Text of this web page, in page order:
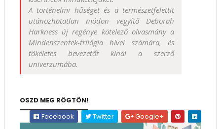
A történelmi hűséget és a természetfelettit
utánozhatatlan módon vegyítő Deborah
Harkness új regénye kötelező olvasmány a
Mindenszentek-trilógia hívei számára, és
tökéletes bevezetőt kínál a szerző
univerzumába.
OSZD MEG RÖGTÖN!
Facebook
Twitter Google+